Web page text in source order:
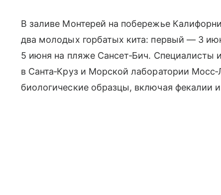
В заливе Монтерей на побережье
два молодых горбатых кита: первый — 3
5 июня на пляже Сансет‑Бич. Специалисты
в Санта‑Круз и Морской лаборатории
биологические образцы, включая фекалии